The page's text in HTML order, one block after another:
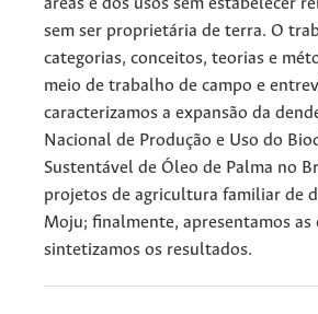
áreas e dos usos sem estabelecer
sem ser proprietária de terra. O
categorias, conceitos, teorias e
meio de trabalho de campo e
caracterizamos a expansão da
Nacional de Produção e Uso do
Sustentável de Óleo de Palma no
projetos de agricultura familiar de
Moju; finalmente, apresentamos as
sintetizamos os resultados.